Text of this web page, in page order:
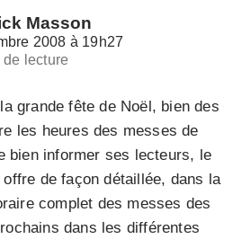
Masson
2008 à 19h27
de lecture
grande fête de Noël, bien des
les heures des messes de
bien informer ses lecteurs, le
de façon détaillée, dans la
complet des messes des
dans les différentes